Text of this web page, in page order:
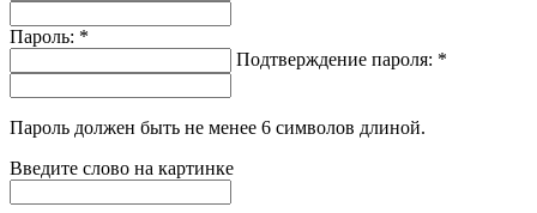
Пароль: *
Подтверждение пароля: *
Пароль должен быть не менее 6 символов длиной.
Введите слово на картинке